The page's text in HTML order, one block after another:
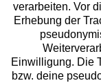
Beratung
Über uns
verarbeiten. Vor
Erhebung der
Einwilligung. Die
bzw. deine